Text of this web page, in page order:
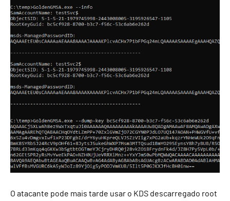
O atacante pode mais tarde usar o KDS descarregado root